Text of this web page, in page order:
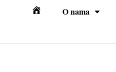
Početna O nama